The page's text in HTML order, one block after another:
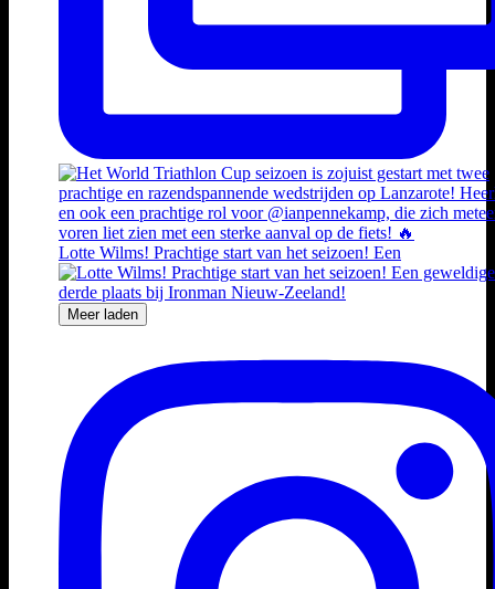
Lotte Wilms! Prachtige start van het seizoen! Een
Meer laden